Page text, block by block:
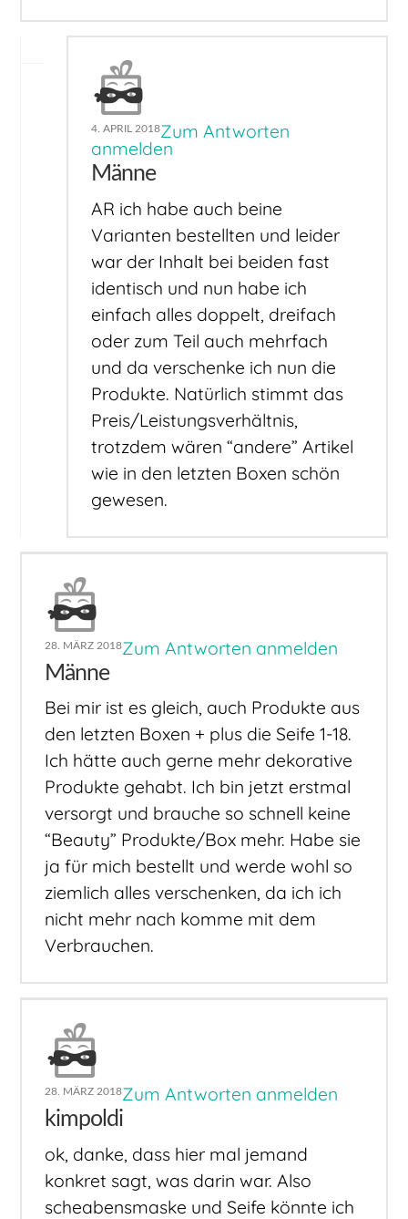
4. APRIL 2018Zum Antworten
anmelden
Männe
AR ich habe auch beine
Varianten bestellten und leider
war der Inhalt bei beiden fast
identisch und nun habe ich
einfach alles doppelt, dreifach
oder zum Teil auch mehrfach
und da verschenke ich nun die
Produkte. Natürlich stimmt das
Preis/Leistungsverhältnis,
trotzdem wären “andere” Artikel
wie in den letzten Boxen schön
gewesen.
28. MÄRZ 2018Zum Antworten anmelden
Männe
Bei mir ist es gleich, auch Produkte aus
den letzten Boxen + plus die Seife 1-18.
Ich hätte auch gerne mehr dekorative
Produkte gehabt. Ich bin jetzt erstmal
versorgt und brauche so schnell keine
“Beauty” Produkte/Box mehr. Habe sie
ja für mich bestellt und werde wohl so
ziemlich alles verschenken, da ich ich
nicht mehr nach komme mit dem
Verbrauchen.
28. MÄRZ 2018Zum Antworten anmelden
kimpoldi
ok, danke, dass hier mal jemand
konkret sagt, was darin war. Also
scheabensmaske und Seife könnte ich